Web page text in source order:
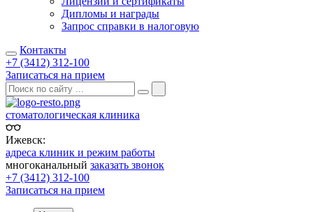
Дипломы и награды
Запрос справки в налоговую
Контакты
+7 (3412) 312-100
Записаться на прием
стоматологическая клиника
Ижевск:
адреса клиник и режим работы
многоканальный заказать звонок
+7 (3412) 312-100
Записаться на прием